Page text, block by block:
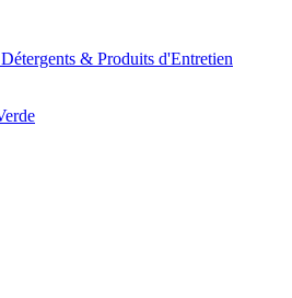
Détergents & Produits d'Entretien